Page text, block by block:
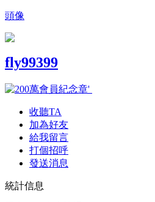
頭像
fly99399
收聽TA
加為好友
給我留言
打個招呼
發送消息
統計信息